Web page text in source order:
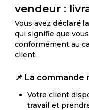
vendeur :
Vous avez déclaré
qui signifie que
conformément au
client.
📌 La commande
Votre client
travail et